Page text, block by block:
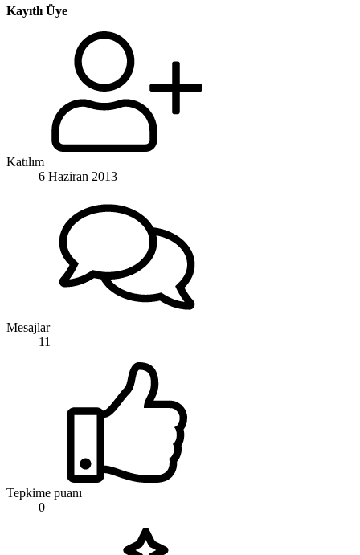
Kayıtlı Üye
Katılım
6 Haziran 2013
Mesajlar
11
Tepkime puanı
0